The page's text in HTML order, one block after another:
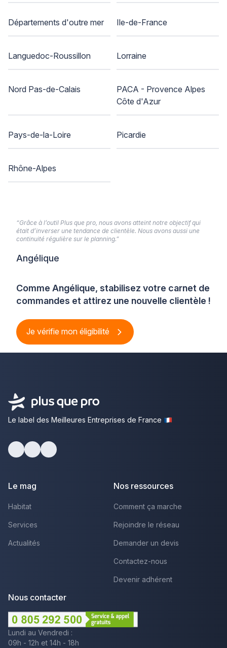
Départements d'outre mer Ile-de-France
Languedoc-Roussillon Lorraine
Nord Pas-de-Calais
PACA - Provence Alpes
Côte d'Azur
Pays-de-la-Loire Picardie
Rhône-Alpes
Comme Angélique, stabilisez votre carnet de
commandes et attirez une nouvelle clientèle !
Je vérifie mon éligibilité
“Grâce à l’outil Plus que pro, nous avons atteint notre objectif qui
était d’inverser une tendance de clientèle. Nous avons aussi une
continuité régulière sur le planning.”
Angélique
Le label des Meilleures Entreprises de France
Le mag
Habitat
Services
Actualités
Nos ressources
Comment ça marche
Rejoindre le réseau
Demander un devis
Contactez-nous
Devenir adhérent
Nous contacter
Lundi au Vendredi :
09h - 12h et 14h - 18h